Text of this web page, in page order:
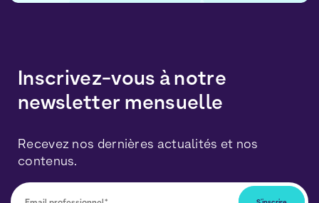
Inscrivez-vous à notre
newsletter mensuelle
Recevez nos dernières actualités et nos
contenus.